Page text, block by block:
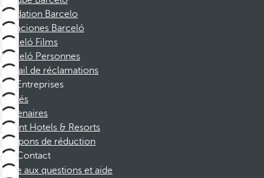
Fondation Barcelo
Vacaciones Barceló
Barceló Films
Barceló Personnes
Portail de réclamations
Entreprises
Affiliés
Partenaires
Dorint Hotels & Resorts
Coupons de réduction
Contact
Foire aux questions et aide